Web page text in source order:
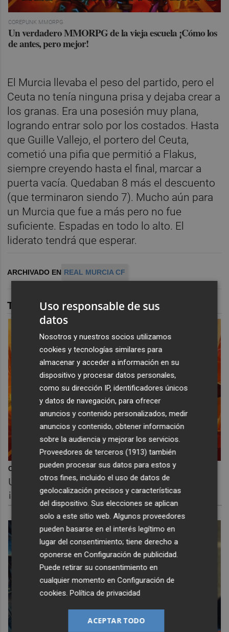
COREPUNK MMORPG
Un verdadero MMORPG de la vieja escuela ¡Cómo los
de antes, pero mejor!
El Murcia llevaba el peso del partido, pero el
Ceuta no tenía ninguna prisa y dejaba crear a
los granas. Era una posesión muy plana,
logrando entrar solo por los costados. Hasta
que Guille Vallejo, el portero del Ceuta,
cometió una pifia que permitió a Flakus,
siempre creyendo hasta el final, marcar a
puerta vacía. Quedaban 8 más el descuento
(que terminaron siendo 7). Mucho aún para
un Murcia que fue a más pero no fue
suficiente. Espadas en todo lo alto. El
liderato tendrá que esperar.
ARCHIVADO EN REAL MURCIA CF
TAMBIÉN TE PUEDE INTERESAR
Corepunk MMORPG
Un verdadero MMORPG de la vieja escuela
¡Cómo los de antes, pero mejor!
Uso responsable de sus
datos
Nosotros y nuestros socios utilizamos
cookies y tecnologías similares para
almacenar y acceder a información en su
dispositivo y procesar datos personales,
como su dirección IP, identificadores únicos
y datos de navegación, para ofrecer
anuncios y contenido personalizados, medir
anuncios y contenido, obtener información
sobre la audiencia y mejorar los servicios.
Proveedores de terceros (1913) también
pueden procesar sus datos para estos y
otros fines, incluido el uso de datos de
geolocalización precisos y características
del dispositivo. Sus elecciones se aplican
solo a este sitio web. Algunos proveedores
pueden basarse en el interés legítimo en
lugar del consentimiento; tiene derecho a
oponerse enConfiguración de publicidad
Puede retirar su consentimiento en
cualquier momento enConfiguración de
cookies .Política de privacidad
ACEPTAR TODO